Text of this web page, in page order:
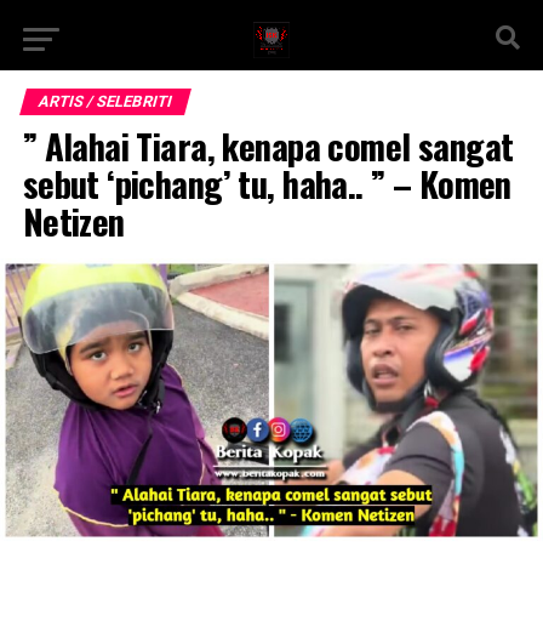
ARTIS / SELEBRITI
” Alahai Tiara, kenapa comel sangat
sebut ‘pichang’ tu, haha.. ” – Komen
Netizen